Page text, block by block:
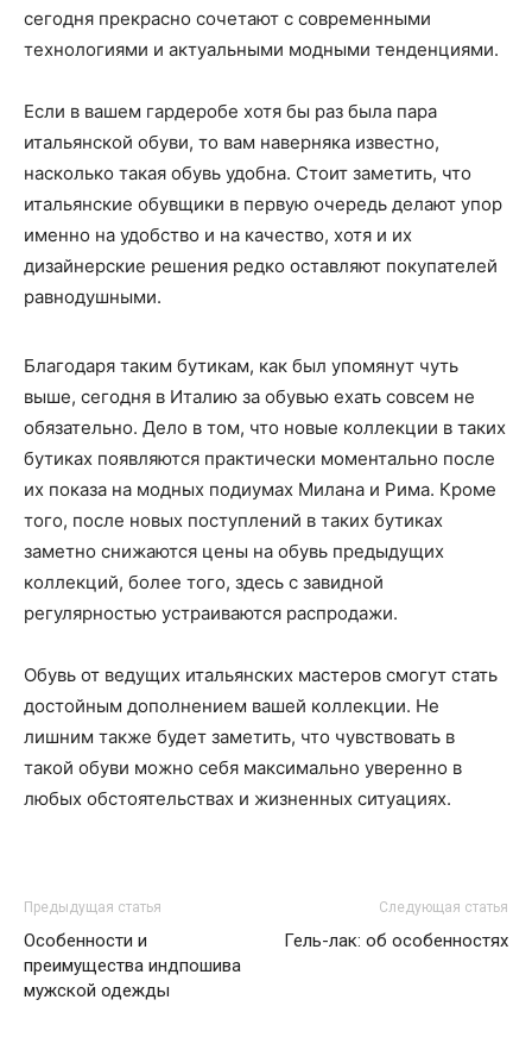
сегодня прекрасно сочетают с современными
технологиями и актуальными модными тенденциями.
Если в вашем гардеробе хотя бы раз была пара
итальянской обуви, то вам наверняка известно,
насколько такая обувь удобна. Стоит заметить, что
итальянские обувщики в первую очередь делают упор
именно на удобство и на качество, хотя и их
дизайнерские решения редко оставляют покупателей
равнодушными.
Благодаря таким бутикам, как был упомянут чуть
выше, сегодня в Италию за обувью ехать совсем не
обязательно. Дело в том, что новые коллекции в таких
бутиках появляются практически моментально после
их показа на модных подиумах Милана и Рима. Кроме
того, после новых поступлений в таких бутиках
заметно снижаются цены на обувь предыдущих
коллекций, более того, здесь с завидной
регулярностью устраиваются распродажи.
Обувь от ведущих итальянских мастеров смогут стать
достойным дополнением вашей коллекции. Не
лишним также будет заметить, что чувствовать в
такой обуви можно себя максимально уверенно в
любых обстоятельствах и жизненных ситуациях.
Предыдущая статья
Особенности и
преимущества индпошива
мужской одежды
Следующая статья
Гель-лак: об особенностях